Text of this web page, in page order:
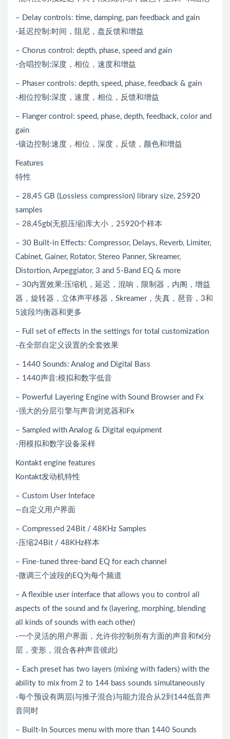
– Delay controls: time, damping, pan feedback and gain
-延迟控制:时间，阻尼，盘反馈和增益
– Chorus control: depth, phase, speed and gain
-合唱控制:深度，相位，速度和增益
– Phaser controls: depth, speed, phase, feedback & gain
-相位控制:深度，速度，相位，反馈和增益
– Flanger control: speed, phase, depth, feedback, color and
gain
-镶边控制:速度，相位，深度，反馈，颜色和增益
Features
特性
– 28,45 GB (Lossless compression) library size, 25920
samples
– 28,45gb(无损压缩)库大小，25920个样本
– 30 Built-in Effects: Compressor, Delays, Reverb, Limiter,
Cabinet, Gainer, Rotator, Stereo Panner, Skreamer,
Distortion, Arpeggiator, 3 and 5-Band EQ & more
– 30内置效果:压缩机，延迟，混响，限制器，内阁，增益
器，旋转器，立体声平移器，Skreamer，失真，琶音，3和
5波段均衡器和更多
– Full set of effects in the settings for total customization
-在全部自定义设置的全套效果
– 1440 Sounds: Analog and Digital Bass
– 1440声音:模拟和数字低音
– Powerful Layering Engine with Sound Browser and Fx
-强大的分层引擎与声音浏览器和Fx
– Sampled with Analog & Digital equipment
-用模拟和数字设备采样
Kontakt engine features
Kontakt发动机特性
– Custom User Inteface
—自定义用户界面
– Compressed 24Bit / 48KHz Samples
-压缩24Bit / 48KHz样本
– Fine-tuned three-band EQ for each channel
-微调三个波段的EQ为每个频道
– A flexible user interface that allows you to control all
aspects of the sound and fx (layering, morphing, blending
all kinds of sounds with each other)
-一个灵活的用户界面，允许你控制所有方面的声音和fx(分
层，变形，混合各种声音彼此)
– Each preset has two layers (mixing with faders) with the
ability to mix from 2 to 144 bass sounds simultaneously
-每个预设有两层(与推子混合)与能力混合从2到144低音声
音同时
– Built-In Sources menu with more than 1440 Sounds